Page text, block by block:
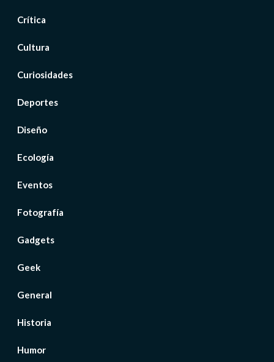
Crítica
Cultura
Curiosidades
Deportes
Diseño
Ecología
Eventos
Fotografía
Gadgets
Geek
General
Historia
Humor